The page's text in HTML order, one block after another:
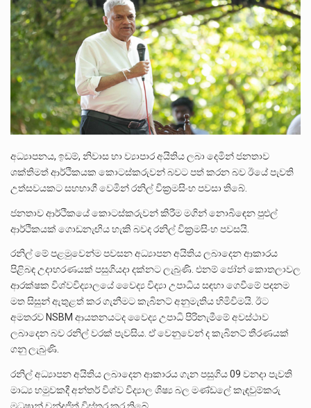
පසුගිය මැයි මස 31 දිනෙන් අවසන් වූ වසර තුළ ලොව පුරා විවිධ තනතුරු නාම වලින්…
මේ, දන්නා හඳුනන ලියන්නකුගේ නන්නාඳුනන අඩවියක සැරිසරා ලද ආස්වාදනීය මොහොතක සිංහාවලෝකනයකි .කෙටි කවියක දිගු බර…
වත්මන් ආණ්ඩුවේ ප්‍රධාන පාර්ශවකරුවා වන ජනතා විමුක්ති පෙරමුණේ කාලයක පටන් තිබුණු ප්‍රධාන සටන් පාඨයක් වූවේ…
අධ්‍යාපනය, ඉඩම්, නිවාස හා ව්‍යාපාර අයිතිය ලබා දෙමින් ජනතාව
ශක්තිමත් ආර්ථිකයක කොටස්කරුවන් බවට පත් කරන බව ඊයේ පැවති
උත්සවයකට සහභාගී වෙමින් රනිල් වික්‍රමසිංහ පවසා තිබේ.
ජනතාව ආර්ථිකයේ කොටස්කරුවන් කිරීම මගින් නොබිඳෙන පුළුල්
ආර්ථිකයක් ගොඩනැඟිය හැකි බවද රනිල් වික්‍රමසිංහ පවසයි.
රනිල් මේ පළමුවෙන්ම පවසන අධ්‍යාපන අයිතිය ලබාදෙන ආකාරය
පිළිබඳ උදාහරණයක් පසුගියදා දක්නට ලැබුණි. එනම් ජෝන් කොතලාවල
ආරක්ෂක විශ්වවිද්‍යාලයේ වෛද්‍ය විද්‍යා උපාධිය සඳහා ගෙවීමේ පදනම
මත සිසුන් ඇතුළත් කර ගැනීමට කැබිනට් අනුමැතිය හිමිවිමයි. ඊට
අමතරව NSBM ආයතනයටද වෛද්‍ය උපාධි පිරිනැමීමේ අවස්ථාව
ලබාදෙන බව රනිල් වරක් පැවසිය. ඒ වෙනුවෙන් ද කැබිනට් තීරණයක්
ගනු ලැබුණි.
රනිල් අධ්‍යාපන අයිතිය ලබාදෙන ආකාරය ගැන පසුගිය 09 වනදා පැවති
මාධ්‍ය හමුවකදී අන්තර් විශ්ව විද්‍යාල ශිෂ්‍ය බල මණ්ඩලේ කැඳවුම්කරු
මධුෂාන් චන්ද්‍රජිත් විස්තර කර තිබේ.